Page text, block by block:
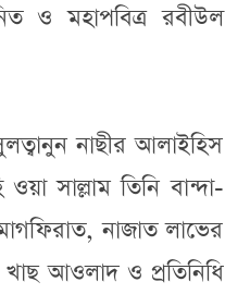
ও মহাপবিত্র রবীউল
নাছীর আলাইহিস
সাল্লাম তিনি বান্দা-
নাজাত লাভের
আওলাদ ও প্রতিনিধি